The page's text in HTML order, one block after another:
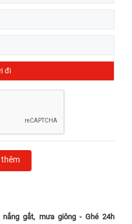
thêm
nắng gắt, mưa giông - Ghé 24h